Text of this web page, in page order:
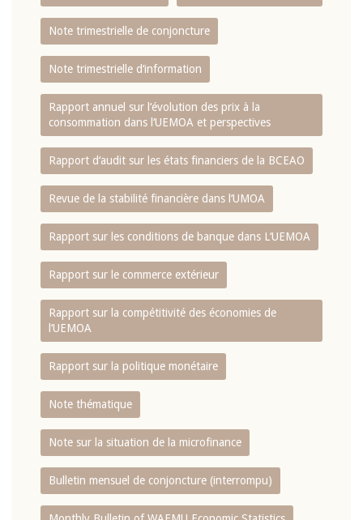
Note trimestrielle de conjoncture
Note trimestrielle d‘information
Rapport annuel sur l‘évolution des prix à la
consommation dans l‘UEMOA et perspectives
Rapport d‘audit sur les états financiers de la BCEAO
Revue de la stabilité financière dans l‘UMOA
Rapport sur les conditions de banque dans L‘UEMOA
Rapport sur le commerce extérieur
Rapport sur la compétitivité des économies de
l‘UEMOA
Rapport sur la politique monétaire
Note thématique
Note sur la situation de la microfinance
Bulletin mensuel de conjoncture (interrompu)